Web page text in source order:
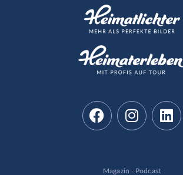
Magazin · Podcast